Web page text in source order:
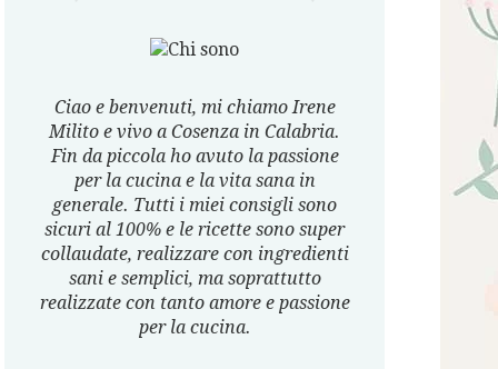
Ciao e benvenuti, mi chiamo Irene
Milito e vivo a Cosenza in Calabria.
Fin da piccola ho avuto la passione
per la cucina e la vita sana in
generale. Tutti i miei consigli sono
sicuri al 100% e le ricette sono super
collaudate, realizzare con ingredienti
sani e semplici, ma soprattutto
realizzate con tanto amore e passione
per la cucina.